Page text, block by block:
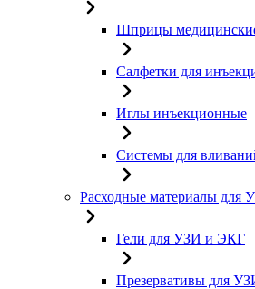
Шприцы
Салфетки для
Иглы инъекционные
Системы для
Расходные материалы для
Гели для УЗИ и ЭКГ
Презервативы для